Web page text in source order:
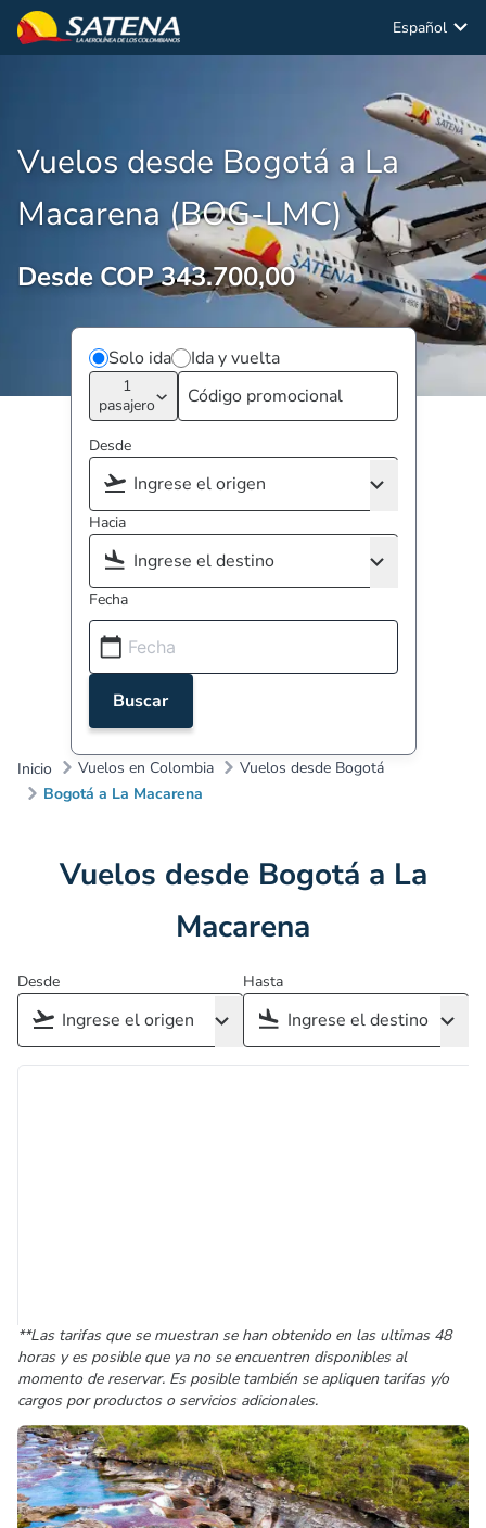
Español
Vuelos desde Bogotá a La
Macarena (BOG-LMC)
Desde COP 343.700,00
Solo ida Ida y vuelta
1
pasajero
Desde
Hacia
Fecha
Buscar
Inicio Vuelos en Colombia
Vuelos desde Bogotá
Bogotá a La Macarena
Vuelos desde Bogotá a La
Macarena
Desde Hasta
**Las tarifas que se muestran se han obtenido en las ultimas 48
horas y es posible que ya no se encuentren disponibles al
momento de reservar. Es posible también se apliquen tarifas y/o
cargos por productos o servicios adicionales.